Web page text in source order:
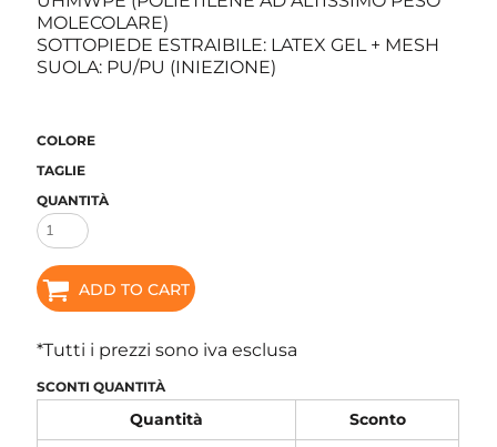
MOLECOLARE)
SOTTOPIEDE ESTRAIBILE: LATEX GEL + MESH
SUOLA: PU/PU (INIEZIONE)
COLORE
TAGLIE
QUANTITÀ
ADD TO CART
*Tutti i prezzi sono iva esclusa
SCONTI QUANTITÀ
Quantità
Sconto